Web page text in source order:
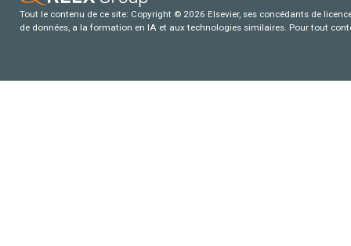
Tout le contenu de ce site: Copyright © 2026 Elsevier, ses concédants de
de données, a la formation en IA et aux technologies similaires. Pour tout